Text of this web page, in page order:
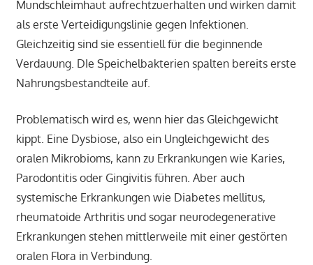
Mundschleimhaut aufrechtzuerhalten und wirken damit
als erste Verteidigungslinie gegen Infektionen.
Gleichzeitig sind sie essentiell für die beginnende
Verdauung. DIe Speichelbakterien spalten bereits erste
Nahrungsbestandteile auf.
Problematisch wird es, wenn hier das Gleichgewicht
kippt. Eine Dysbiose, also ein Ungleichgewicht des
oralen Mikrobioms, kann zu Erkrankungen wie Karies,
Parodontitis oder Gingivitis führen. Aber auch
systemische Erkrankungen wie Diabetes mellitus,
rheumatoide Arthritis und sogar neurodegenerative
Erkrankungen stehen mittlerweile mit einer gestörten
oralen Flora in Verbindung.